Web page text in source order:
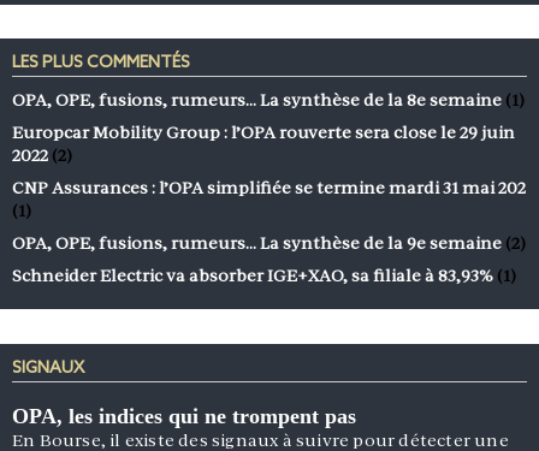
LES PLUS COMMENTÉS
OPA, OPE, fusions, rumeurs… La synthèse de la 8e semaine (1)
Europcar Mobility Group : l’OPA rouverte sera close le 29 juin
2022 (2)
CNP Assurances : l’OPA simplifiée se termine mardi 31 mai 202
(1)
OPA, OPE, fusions, rumeurs… La synthèse de la 9e semaine (2)
Schneider Electric va absorber IGE+XAO, sa filiale à 83,93% (1)
SIGNAUX
OPA, les indices qui ne trompent pas
En Bourse, il existe des signaux à suivre pour détecter une